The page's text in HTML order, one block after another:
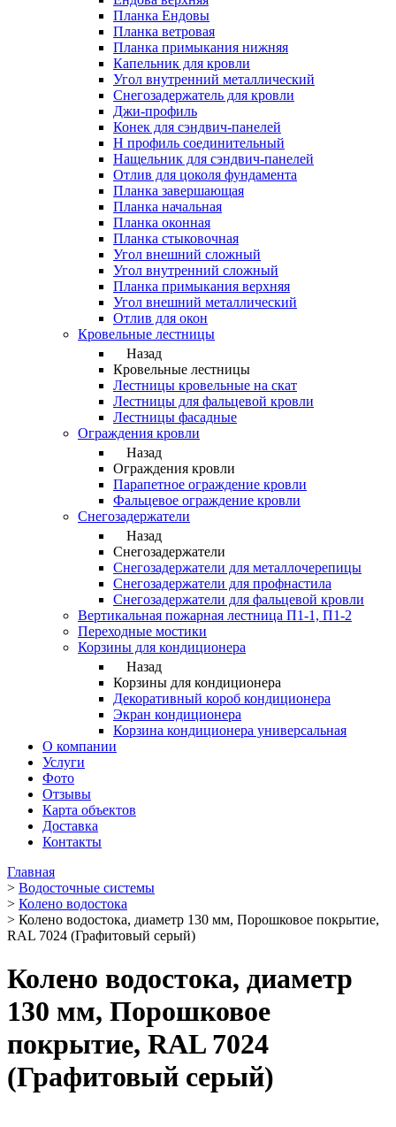
Планка Ендовы
Планка ветровая
Планка примыкания нижняя
Капельник для кровли
Угол внутренний металлический
Снегозадержатель для кровли
Джи-профиль
Конек для сэндвич-панелей
Н профиль соединительный
Нащельник для сэндвич-панелей
Отлив для цоколя фундамента
Планка завершающая
Планка начальная
Планка оконная
Планка стыковочная
Угол внешний сложный
Угол внутренний сложный
Планка примыкания верхняя
Угол внешний металлический
Отлив для окон
Кровельные лестницы
Назад
Кровельные лестницы
Лестницы кровельные на скат
Лестницы для фальцевой кровли
Лестницы фасадные
Ограждения кровли
Назад
Ограждения кровли
Парапетное ограждение кровли
Фальцевое ограждение кровли
Снегозадержатели
Назад
Снегозадержатели
Снегозадержатели для металлочерепицы
Снегозадержатели для профнастила
Снегозадержатели для фальцевой кровли
Вертикальная пожарная лестница П1-1, П1-2
Переходные мостики
Корзины для кондиционера
Назад
Корзины для кондиционера
Декоративный короб кондиционера
Экран кондиционера
Корзина кондиционера универсальная
О компании
Услуги
Фото
Отзывы
Карта объектов
Доставка
Контакты
Главная
> Водосточные системы
> Колено водостока
> Колено водостока, диаметр 130 мм, Порошковое покрытие,
RAL 7024 (Графитовый серый)
Колено водостока, диаметр
130 мм, Порошковое
покрытие, RAL 7024
(Графитовый серый)